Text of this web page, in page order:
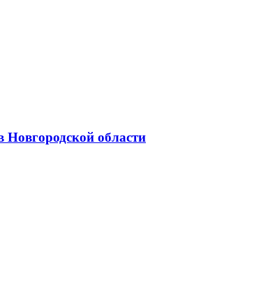
области